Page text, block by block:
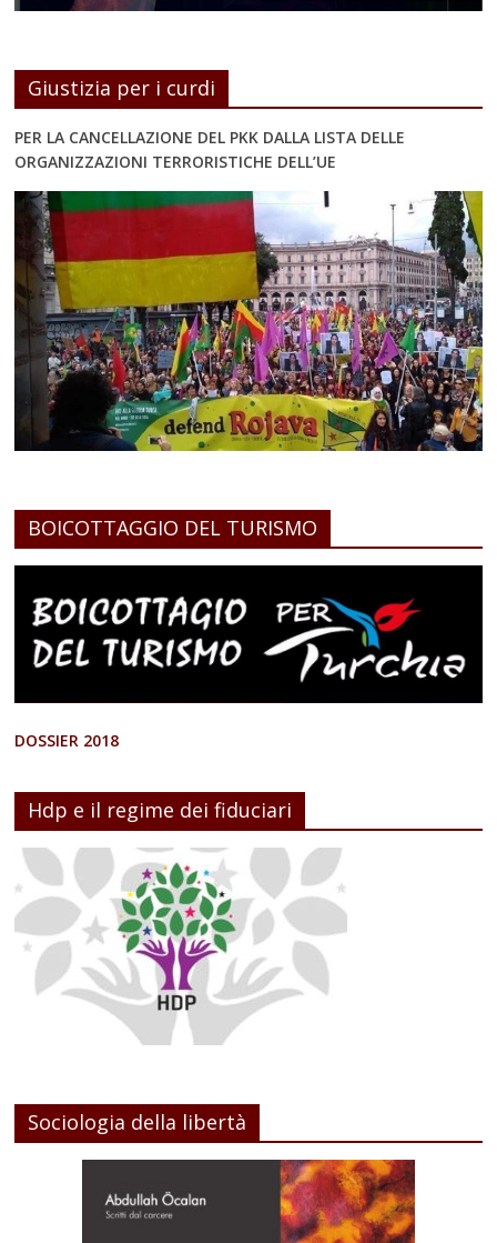
Giustizia per i curdi
PER LA CANCELLAZIONE DEL PKK DALLA LISTA DELLE
ORGANIZZAZIONI TERRORISTICHE DELL’UE
BOICOTTAGGIO DEL TURISMO
DOSSIER 2018
Hdp e il regime dei fiduciari
Sociologia della libertà